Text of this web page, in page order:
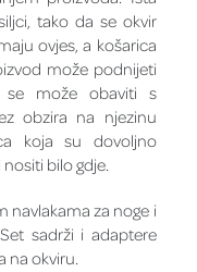
tako da se okvir
ovjes, a košarica
može podnijeti
se može obaviti s
obzira na njezinu
koja su dovoljno
bilo gdje.
navlakama za noge i
sadrži i adaptere
na okviru.